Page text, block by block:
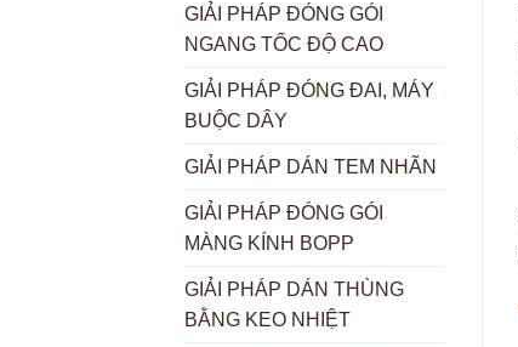
GIẢI PHÁP ĐÓNG GÓI
NGANG TỐC ĐỘ CAO
GIẢI PHÁP ĐÓNG ĐAI, MÁY
BUỘC DÂY
GIẢI PHÁP DÁN TEM NHÃN
GIẢI PHÁP ĐÓNG GÓI
MÀNG KÍNH BOPP
GIẢI PHÁP DÁN THÙNG
BẰNG KEO NHIỆT